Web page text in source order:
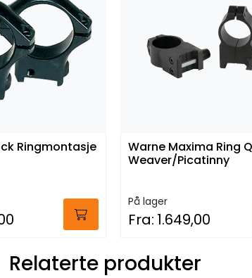
Ringmontasje
Warne Maxima Ring
Weaver/Picatinny
På lager
Fra: 1.649,00
Relaterte produkter